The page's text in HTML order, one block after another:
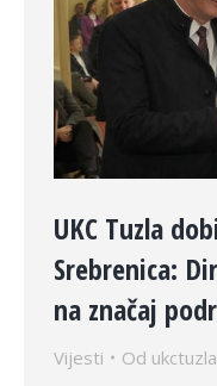
UKC Tuzla
Srebrenica:
na značaj
Vijesti Od ukctuzla